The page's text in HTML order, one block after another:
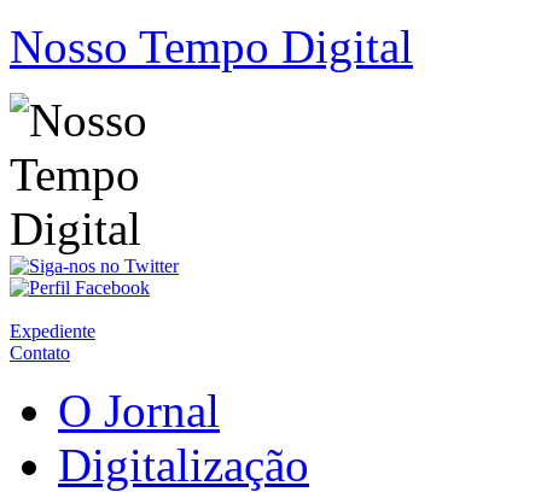
Nosso Tempo Digital
Expediente
Contato
O Jornal
Digitalização